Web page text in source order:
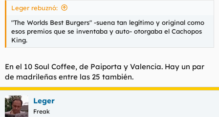
Leger rebuznó:
"The Worlds Best Burgers" -suena tan legítimo y original como
esos premios que se inventaba y auto- otorgaba el Cachopos
King.
En el 10 Soul Coffee, de Paiporta y Valencia. Hay un par
de madrileñas entre las 25 también.
Leger
Freak